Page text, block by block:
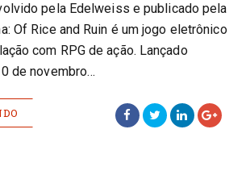
pela Edelweiss e publicado pela
Of Rice and Ruin é um jogo eletrônico
com RPG de ação. Lançado
de novembro…